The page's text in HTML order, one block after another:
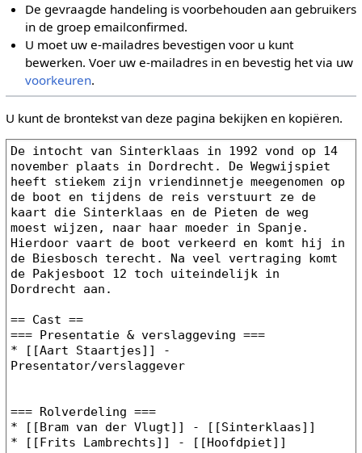
De gevraagde handeling is voorbehouden aan gebruikers
in de groep emailconfirmed.
U moet uw e-mailadres bevestigen voor u kunt
bewerken. Voer uw e-mailadres in en bevestig het via uw
voorkeuren.
U kunt de brontekst van deze pagina bekijken en kopiëren.